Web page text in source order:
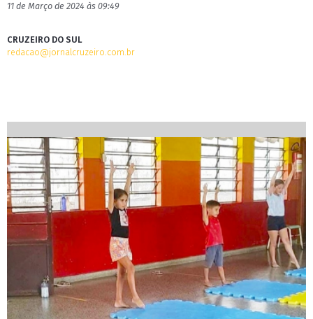
11 de Março de 2024 às 09:49
CRUZEIRO DO SUL
redacao@jornalcruzeiro.com.br